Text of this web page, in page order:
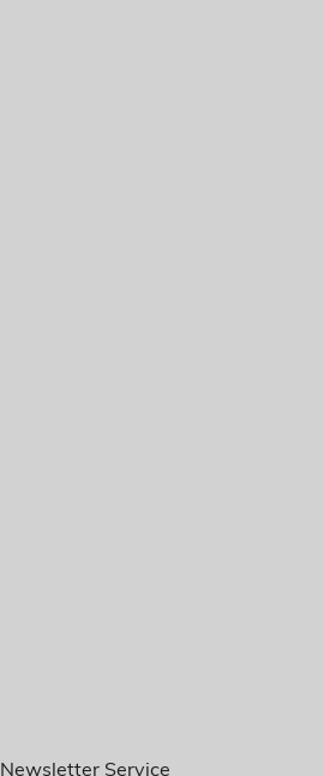
Newsletter Service